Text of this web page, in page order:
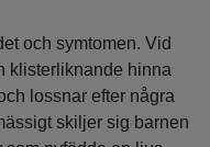
och symtomen. Vid
klisterliknande hinna
lossnar efter några
skiljer sig barnen